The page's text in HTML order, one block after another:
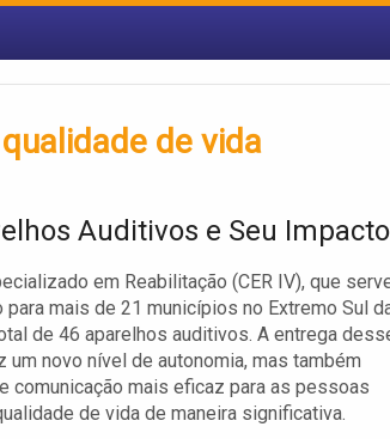
de vida
Auditivos e Seu Impacto
em Reabilitação (CER IV), que
mais de 21 municípios no Extremo Sul
de 46 aparelhos auditivos. A entrega
novo nível de autonomia, mas também
comunicação mais eficaz para as pessoas
de vida de maneira significativa.